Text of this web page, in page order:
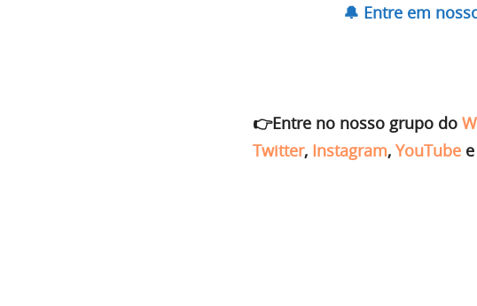
🔔 Entre em
👉Entre no nosso grupo do
Twitter, Instagram, YouTube e